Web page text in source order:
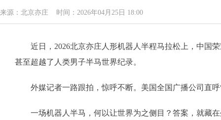
来源：北京亦庄 时间：2026年04月25日 18:00
近日，2026北京亦庄人形机器人半程马拉松上，中国荣
甚至超越了人类男子半马世界纪录。
外媒记者一路跟拍，惊呼不断。美国全国广播公司直呼
一场机器人半马，何以让世界为之侧目？答案，就藏在